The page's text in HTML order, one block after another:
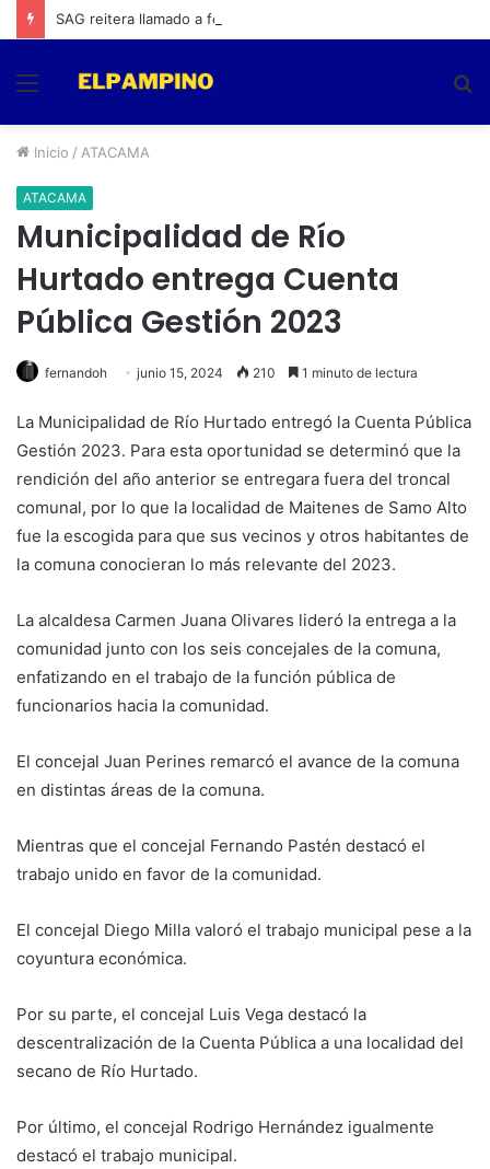
Menú
Inicio / ATACAMA
ATACAMA
Municipalidad de Río
Hurtado entrega Cuenta
Pública Gestión 2023
fernandoh junio 15, 2024 210 1 minuto de lectura
La Municipalidad de Río Hurtado entregó la Cuenta Pública
Gestión 2023. Para esta oportunidad se determinó que la
rendición del año anterior se entregara fuera del troncal
comunal, por lo que la localidad de Maitenes de Samo Alto
fue la escogida para que sus vecinos y otros habitantes de
la comuna conocieran lo más relevante del 2023.
La alcaldesa Carmen Juana Olivares lideró la entrega a la
comunidad junto con los seis concejales de la comuna,
enfatizando en el trabajo de la función pública de
funcionarios hacia la comunidad.
El concejal Juan Perines remarcó el avance de la comuna
en distintas áreas de la comuna.
Mientras que el concejal Fernando Pastén destacó el
trabajo unido en favor de la comunidad.
El concejal Diego Milla valoró el trabajo municipal pese a la
coyuntura económica.
Por su parte, el concejal Luis Vega destacó la
descentralización de la Cuenta Pública a una localidad del
secano de Río Hurtado.
Por último, el concejal Rodrigo Hernández igualmente
destacó el trabajo municipal.